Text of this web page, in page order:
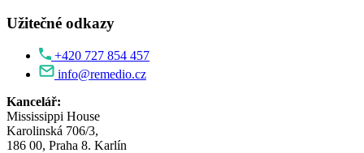
Užitečné odkazy
+420 727 854 457
info@remedio.cz
Kancelář:
Mississippi House
Karolinská 706/3,
186 00, Praha 8. Karlín